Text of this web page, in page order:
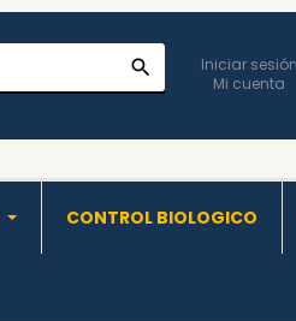
search
Iniciar sesión
Mi cuenta
CONTROL BIOLOGICO